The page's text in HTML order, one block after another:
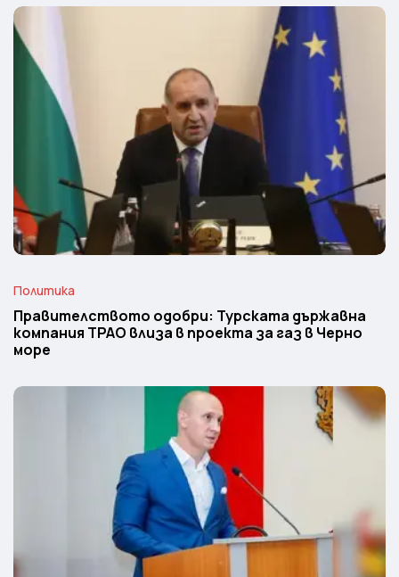
Политика
Правителството одобри: Турската държавна
компания TPAO влиза в проекта за газ в Черно
море